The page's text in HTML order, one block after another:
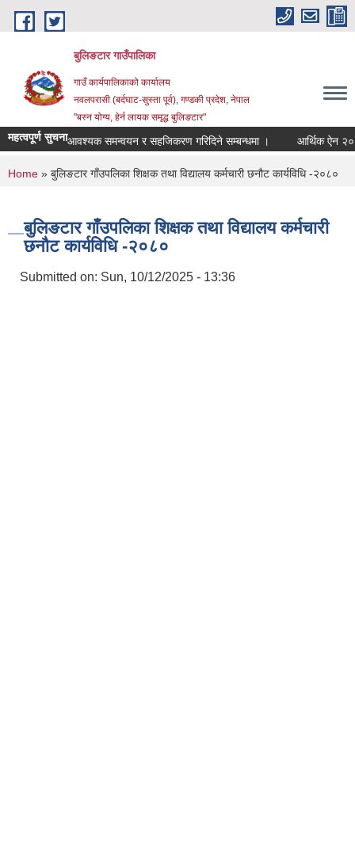
Skip to main content
बुलिङटार गाउँपालिका
गाउँ कार्यपालिकाको कार्यालय
नवलपरासी (बर्दघाट-सुस्ता पूर्व), गण्डकी प्रदेश, नेपाल
"बस्न योग्य, हेर्न लायक समृद्ध बुलिङटार"
महत्वपूर्ण सुचनाआवश्यक समन्वयन र सहजिकरण गरिदिने सम्बन्धमा । आर्थिक ऐन
You are here
Home » बुलिङटार गाँउपलिका शिक्षक तथा विद्यालय कर्मचारी छनौट कार्यविधि -२०८०
बुलिङटार गाँउपलिका शिक्षक तथा विद्यालय कर्मचारी
छनौट कार्यविधि -२०८०
Submitted on: Sun, 10/12/2025 - 13:36